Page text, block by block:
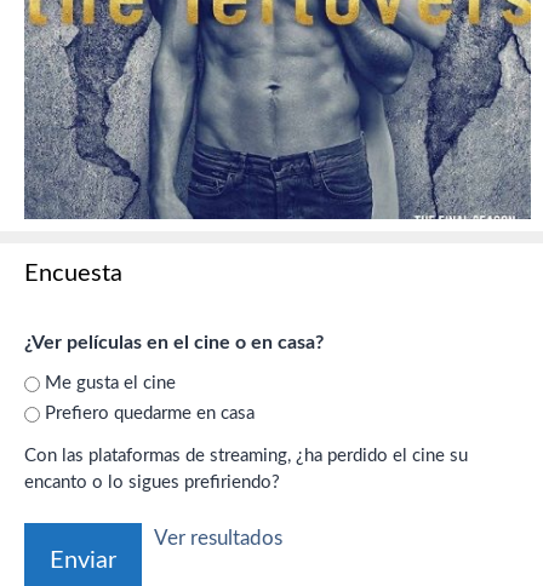
Encuesta
¿Ver películas en el cine o en casa?
Me gusta el cine
Prefiero quedarme en casa
Con las plataformas de streaming, ¿ha perdido el cine su
encanto o lo sigues prefiriendo?
Ver resultados